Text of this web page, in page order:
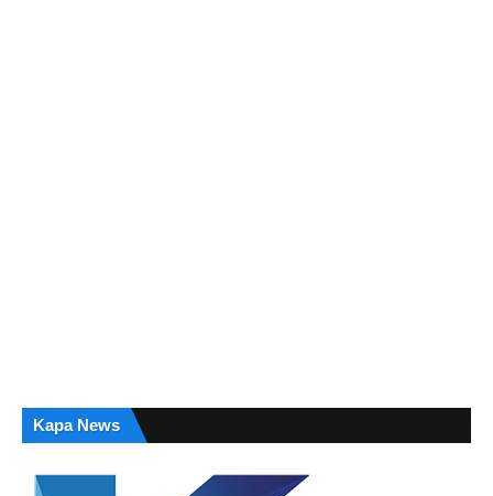
Kapa News